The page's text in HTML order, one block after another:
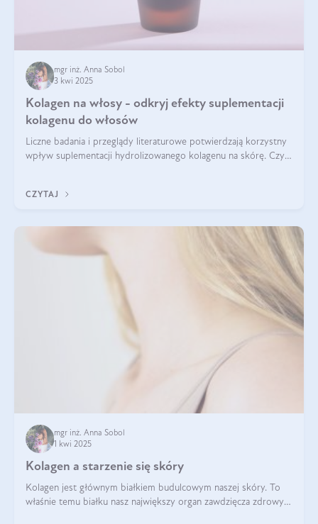
mgr inż. Anna Sobol
3 kwi 2025
Kolagen na włosy - odkryj efekty suplementacji
kolagenu do włosów
Liczne badania i przeglądy literaturowe potwierdzają korzystny
wpływ suplementacji hydrolizowanego kolagenu na skórę. Czy
CZYTAJ
mgr inż. Anna Sobol
1 kwi 2025
Kolagen a starzenie się skóry
Kolagen jest głównym białkiem budulcowym naszej skóry. To
właśnie temu białku nasz największy organ zawdzięcza zdrowy